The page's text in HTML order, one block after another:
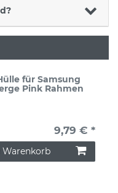
für Samsung
Pink Rahmen
9,79 € *
Warenkorb